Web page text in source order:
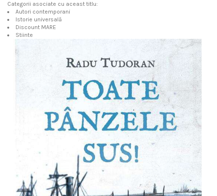
Categorii asociate cu aceast titlu:
Autori contemporani
Istorie universală
Discount MARE
Stiinte